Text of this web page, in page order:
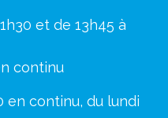
et de 13h45 à
continu
en continu, du lundi